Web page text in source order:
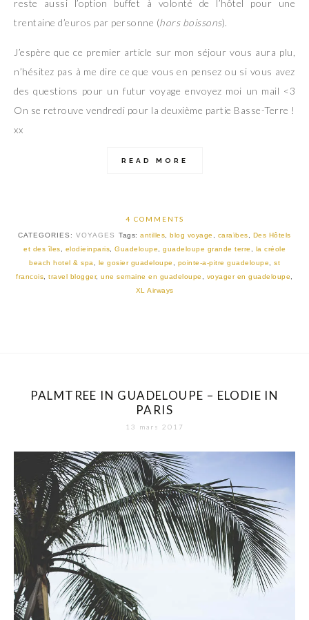
reste aussi l’option buffet à volonté de l’hôtel pour une
trentaine d’euros par personne (hors boissons).
J’espère que ce premier article sur mon séjour vous aura plu,
n’hésitez pas à me dire ce que vous en pensez ou si vous avez
des questions pour un futur voyage envoyez moi un mail <3
On se retrouve vendredi pour la deuxième partie Basse-Terre !
xx
READ MORE
4 COMMENTS
CATEGORIES:VOYAGES Tags:antilles ,blog voyage caraïbes
Des Hôtels
et des îles
elodieinparis Guadeloupe guadeloupe grande terre
la créole
beach hotel & spa
le gosier guadeloupe pointe-a-pitre guadeloupe
st
francois ,travel blogger,une semaine en guadeloupe voyager en guadeloupe
XL Airways
PALMTREE IN GUADELOUPE – ELODIE IN
PARIS
13 mars 2017